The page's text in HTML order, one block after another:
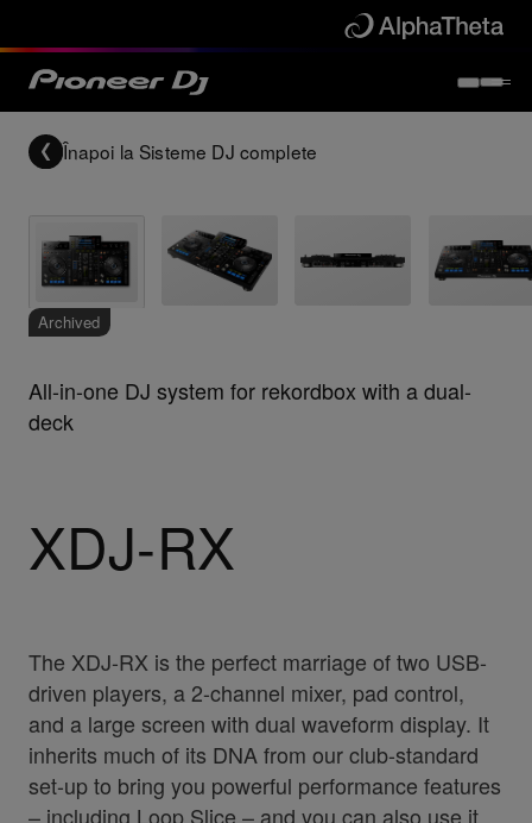
Înapoi la Sisteme DJ complete
Archived
All-in-one DJ system for rekordbox with a dual-
deck
XDJ-RX
The XDJ-RX is the perfect marriage of two USB-
driven players, a 2-channel mixer, pad control,
and a large screen with dual waveform display. It
inherits much of its DNA from our club-standard
set-up to bring you powerful performance features
– including Loop Slice – and you can also use it